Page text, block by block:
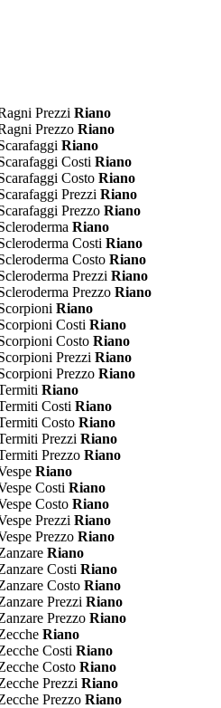
Prezzi Riano
Prezzo Riano
Riano
Costi Riano
Costo Riano
Prezzi Riano
Prezzo Riano
Riano
Costi Riano
Costo Riano
Prezzi Riano
Prezzo Riano
Riano
Costi Riano
Costo Riano
Prezzi Riano
Prezzo Riano
Riano
Costi Riano
Costo Riano
Prezzi Riano
Prezzo Riano
Riano
Costi Riano
Costo Riano
Prezzi Riano
Prezzo Riano
Riano
Costi Riano
Costo Riano
Prezzi Riano
Prezzo Riano
Riano
Costi Riano
Costo Riano
Prezzi Riano
Prezzo Riano